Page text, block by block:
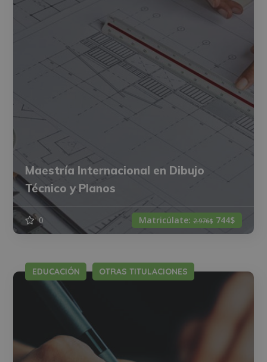
Maestría Internacional en Dibujo
Técnico y Planos
0 Matricúlate: 2.976$ 744$
EDUCACIÓN OTRAS TITULACIONES